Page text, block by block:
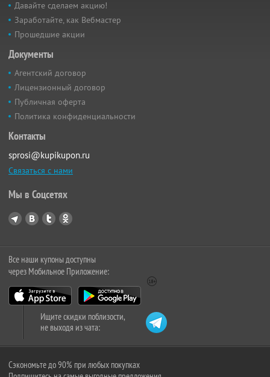
Давайте сделаем акцию!
Заработайте, как Вебмастер
Прошедшие акции
Документы
Агентский договор
Лицензионный договор
Публичная оферта
Политика конфиденциальности
Контакты
sprosi@kupikupon.ru
Связаться с нами
Мы в Соцсетях
Все наши купоны доступны
через Мобильное Приложение:
Ищите скидки поблизости,
не выходя из чата:
Сэкономьте до 90% при любых покупках